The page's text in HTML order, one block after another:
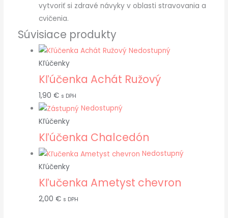
vytvoriť si zdravé návyky v oblasti stravovania a
cvičenia.
Súvisiace produkty
Nedostupný
Kľúčenky
Kľúčenka Achát Ružový
1,90 € s DPH
Nedostupný
Kľúčenky
Kľúčenka Chalcedón
Nedostupný
Kľúčenky
Kľučenka Ametyst chevron
2,00 € s DPH